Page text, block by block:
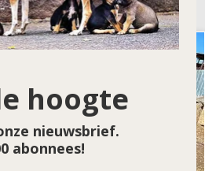
hoogte
nieuwsbrief.
abonnees!